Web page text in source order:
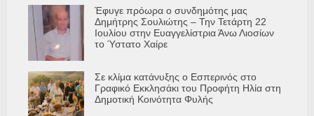
Έφυγε πρόωρα ο συνδημότης μας
Δημήτρης Σουλιώτης – Την Τετάρτη 22
Ιουλίου στην Ευαγγελίστρια Άνω Λιοσίων
το Ύστατο Χαίρε
Σε κλίμα κατάνυξης ο Εσπερινός στο
Γραφικό Εκκλησάκι του Προφήτη Ηλία στη
Δημοτική Κοινότητα Φυλής